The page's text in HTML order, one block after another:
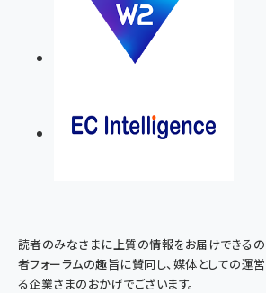
読者のみなさまに上質の情報をお届けできるの
者フォーラムの趣旨に賛同し、媒体としての運
る企業さまのおかげでございます。